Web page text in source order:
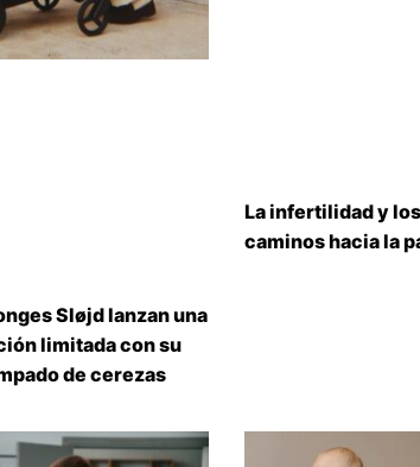
Sløjd lanzan una
limitada con su
de cerezas
La infertilidad y
caminos hacia la